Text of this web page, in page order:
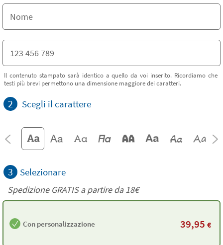
Il contenuto stampato sarà identico a quello da voi inserito. Ricordiamo che
testi più brevi permettono una dimensione maggiore dei caratteri.
2 Scegli il carattere
3 Selezionare
Spedizione GRATIS a partire da18€
Con personalizzazione 39,95 €